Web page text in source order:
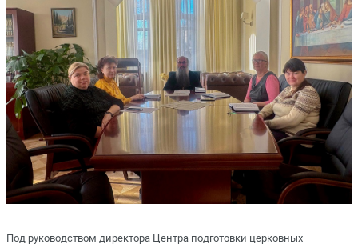
Под руководством директора Центра подготовки церковных